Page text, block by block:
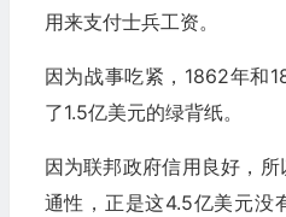
用来支付士兵工资。
因为战事吃紧，1862年和
了1.5亿美元的绿背纸。
因为联邦政府信用良好，
通性，正是这4.5亿美元没